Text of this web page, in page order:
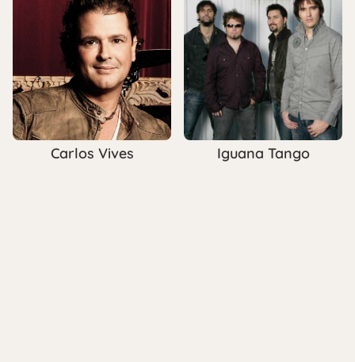
Carlos Vives Iguana Tango